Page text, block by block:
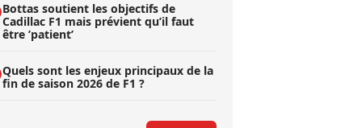
Bottas soutient les objectifs de
Cadillac F1 mais prévient qu’il faut
être ’patient’
Quels sont les enjeux principaux de la
fin de saison 2026 de F1 ?